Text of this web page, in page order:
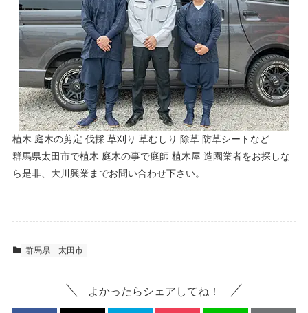
植木 庭木の剪定 伐採 草刈り 草むしり 除草 防草シートなど
群馬県太田市で植木 庭木の事で庭師 植木屋 造園業者をお探しな
ら是非、大川興業までお問い合わせ下さい。
群馬県 太田市
よかったらシェアしてね！